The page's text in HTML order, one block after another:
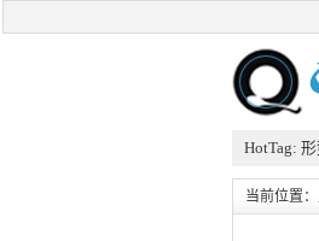
HotTag:
当前位置：